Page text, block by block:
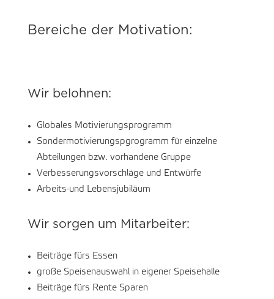
Bereiche der Motivation:
Wir belohnen:
Globales Motivierungsprogramm
Sondermotivierungspgrogramm für einzelne
Abteilungen bzw. vorhandene Gruppe
Verbesserungsvorschläge und Entwürfe
Arbeits-und Lebensjubiläum
Wir sorgen um Mitarbeiter:
Beiträge fürs Essen
große Speisenauswahl in eigener Speisehalle
Beiträge fürs Rente Sparen